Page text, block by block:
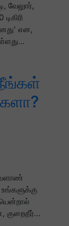
வேலுார்,
என,
குறைதீர்…